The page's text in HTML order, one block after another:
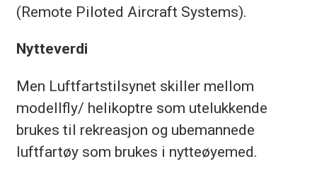
(Remote Piloted Aircraft Systems).
Nytteverdi
Men Luftfartstilsynet skiller mellom
modellfly/ helikoptre som utelukkende
brukes til rekreasjon og ubemannede
luftfartøy som brukes i nytteøyemed.